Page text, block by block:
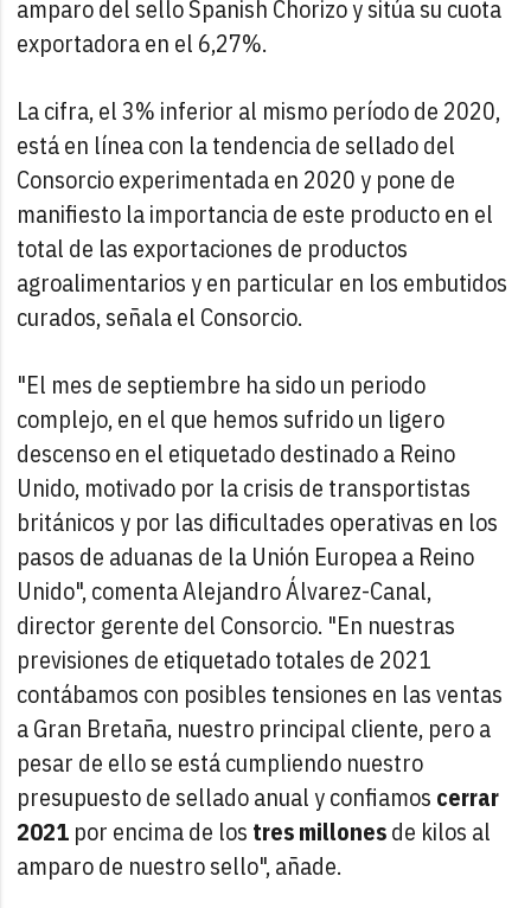
amparo del sello Spanish Chorizo y sitúa su cuota
exportadora en el 6,27%.
La cifra, el 3% inferior al mismo período de 2020,
está en línea con la tendencia de sellado del
Consorcio experimentada en 2020 y pone de
manifiesto la importancia de este producto en el
total de las exportaciones de productos
agroalimentarios y en particular en los embutidos
curados, señala el Consorcio.
"El mes de septiembre ha sido un periodo
complejo, en el que hemos sufrido un ligero
descenso en el etiquetado destinado a Reino
Unido, motivado por la crisis de transportistas
británicos y por las dificultades operativas en los
pasos de aduanas de la Unión Europea a Reino
Unido", comenta Alejandro Álvarez-Canal,
director gerente del Consorcio. "En nuestras
previsiones de etiquetado totales de 2021
contábamos con posibles tensiones en las ventas
a Gran Bretaña, nuestro principal cliente, pero a
pesar de ello se está cumpliendo nuestro
presupuesto de sellado anual y confiamos cerrar
2021 por encima de los tres millonesde kilos al
amparo de nuestro sello", añade.